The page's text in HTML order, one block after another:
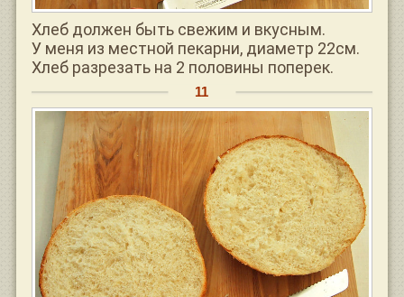
Хлеб должен быть свежим и вкусным.
У меня из местной пекарни, диаметр 22см.
Хлеб разрезать на 2 половины поперек.